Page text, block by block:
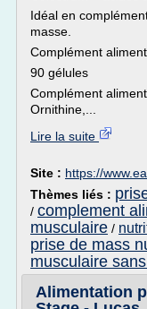
Idéal en
masse.
Complément
90 gélules
Complément
Ornithine,...
Lire la suite
Site : https://
Thèmes liés :
/ complement
musculaire /
prise de mass
musculaire
Alimentation